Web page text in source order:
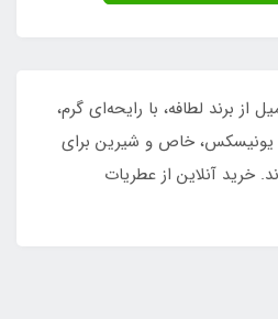
اکلایر پیستاچو ۱۰۰ میل از برند لطافه، با رایحه‌ای گرم،
یونیسکس، خاص و شیرین برای
خرید آنلاین از عطریات